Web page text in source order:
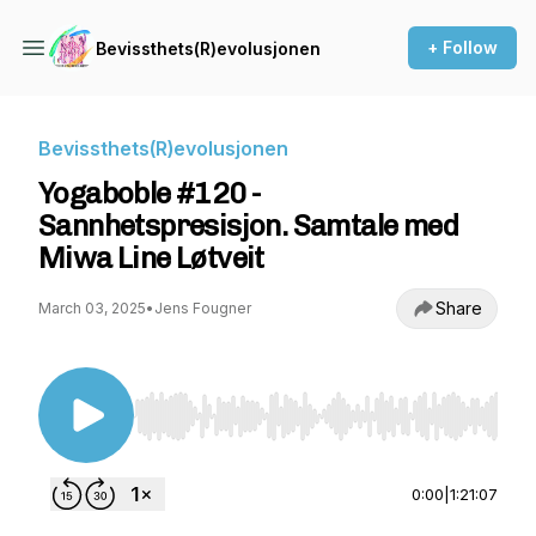
Bevissthets(R)evolusjonen + Follow
Bevissthets(R)evolusjonen
Yogaboble #120 -
Sannhetspresisjon. Samtale med
Miwa Line Løtveit
March 03, 2025• Jens Fougner Share
Use Left/Right to seek, Home/End to jump to
0:00 1:21:07